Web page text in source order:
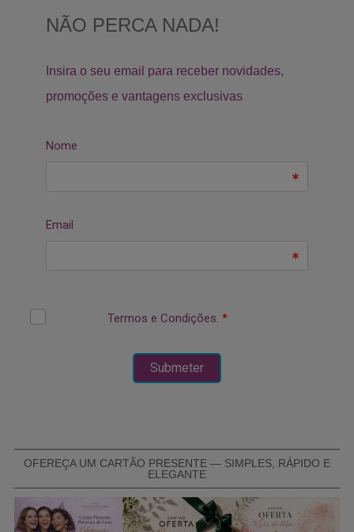
OFEREÇA UM CARTÃO PRESENTE — SIMPLES, RÁPIDO E
ELEGANTE